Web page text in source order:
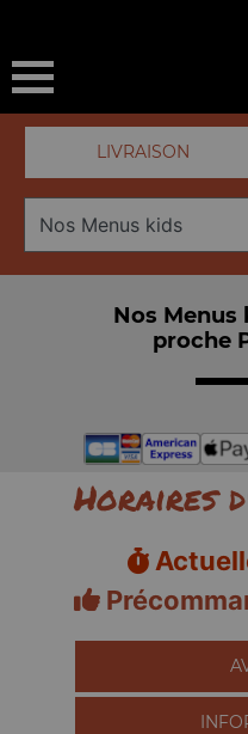
LIVRAISON
Nos
proche
Horaires